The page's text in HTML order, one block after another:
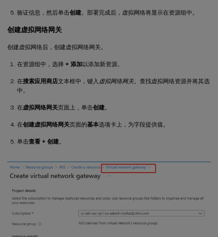
验证信息，然后单击创建。部署完成后，虚拟网络将显示在资源组中。
创建虚拟网络网关
创建虚拟网络后，创建虚拟网络网关。
在资源组中，选择 + 添加 以添加新资源。
在搜索应用商店文本框中，键入 虚拟网络网关。查找虚拟网络资源并将其选
中。
在虚拟网络网关页面上，单击创建。
在创建虚拟网络网关页面的基本选项卡上，为字段提供值。
单击查看 + 创建。